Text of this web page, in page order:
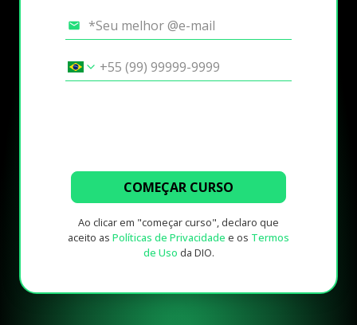
COMEÇAR CURSO
Ao clicar em "começar curso", declaro que
aceito as Políticas de Privacidade e os Termos
de Uso da DIO.